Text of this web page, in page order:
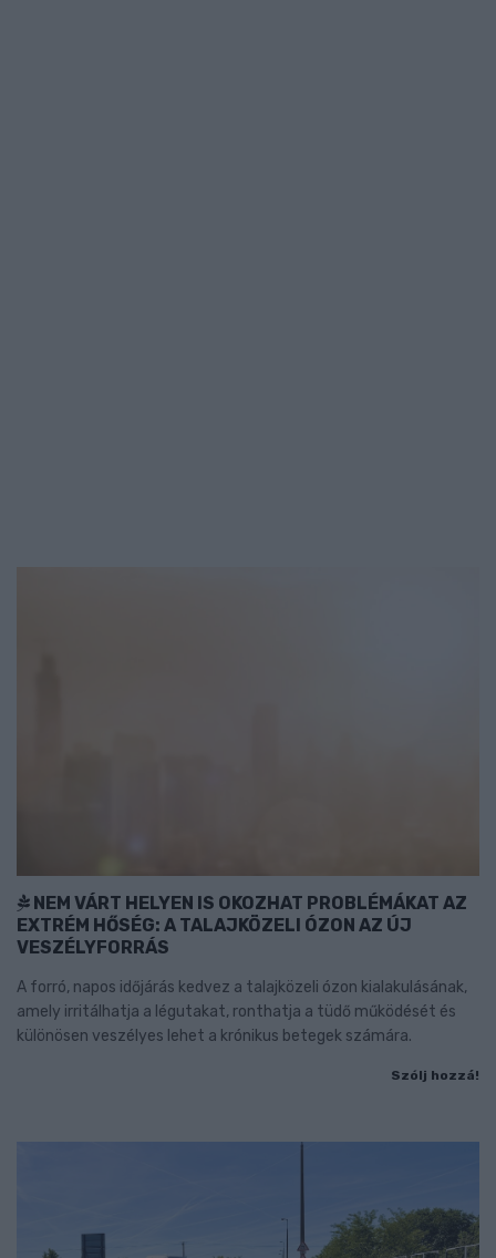
NEM VÁRT HELYEN IS OKOZHAT PROBLÉMÁKAT AZ
EXTRÉM HŐSÉG: A TALAJKÖZELI ÓZON AZ ÚJ
VESZÉLYFORRÁS
A forró, napos időjárás kedvez a talajközeli ózon kialakulásának,
amely irritálhatja a légutakat, ronthatja a tüdő működését és
különösen veszélyes lehet a krónikus betegek számára.
Szólj hozzá!